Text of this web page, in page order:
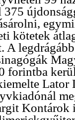
kötetek
A
forintba
Lator
Kontárok